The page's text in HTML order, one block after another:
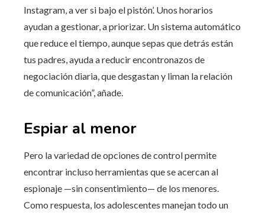
Instagram, a ver si bajo el pistón’. Unos horarios
ayudan a gestionar, a priorizar. Un sistema automático
que reduce el tiempo, aunque sepas que detrás están
tus padres, ayuda a reducir encontronazos de
negociación diaria, que desgastan y liman la relación
de comunicación”, añade.
Espiar al menor
Pero la variedad de opciones de control permite
encontrar incluso herramientas que se acercan al
espionaje —sin consentimiento— de los menores.
Como respuesta, los adolescentes manejan todo un